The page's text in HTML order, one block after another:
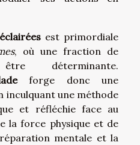
est primordiale
, où une fraction de
déterminante.
forge donc une
inculquant une méthode
et réfléchie face au
la force physique et de
mentale et la